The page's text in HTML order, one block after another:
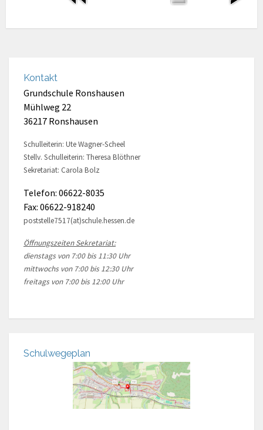
Kontakt
Grundschule Ronshausen
Mühlweg 22
36217 Ronshausen
Schulleiterin: Ute Wagner-Scheel
Stellv. Schulleiterin: Theresa Blöthner
Sekretariat: Carola Bolz
Telefon: 06622-8035
Fax: 06622-918240
poststelle7517(at)schule.hessen.de
Öffnungszeiten Sekretariat:
dienstags von 7:00 bis 11:30 Uhr
mittwochs von 7:00 bis 12:30 Uhr
freitags von 7:00 bis 12:00 Uhr
Schulwegeplan